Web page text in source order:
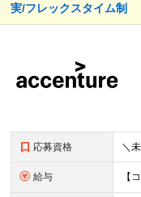
実/フレックスタイム制
応募資格
給与